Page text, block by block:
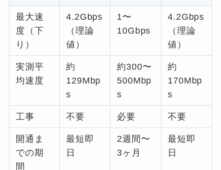
最大速
度（下
り）
4.2Gbps
（理論
値）
1〜
10Gbps
4.2Gbps
（理論
値）
実測平
均速度
約
129Mbp
s
約300〜
500Mbp
s
約
170Mbp
s
工事 不要 必要 不要
開通ま
での期
間
最短即
日
2週間〜
3ヶ月
最短即
日